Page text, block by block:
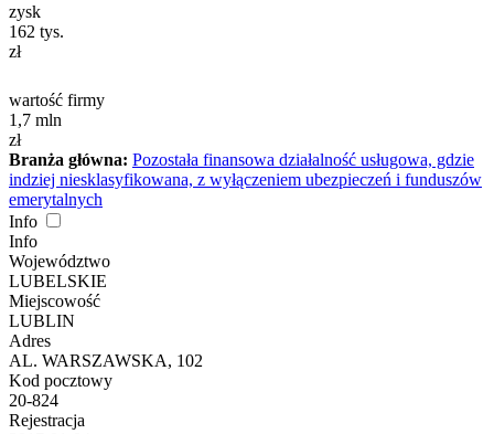
zysk
162 tys.
zł
wartość firmy
1,7 mln
zł
Branża główna: Pozostała finansowa działalność usługowa, gdzie
indziej niesklasyfikowana, z wyłączeniem ubezpieczeń i funduszów
emerytalnych
Info
Info
Województwo
LUBELSKIE
Miejscowość
LUBLIN
Adres
AL. WARSZAWSKA, 102
Kod pocztowy
20-824
Rejestracja